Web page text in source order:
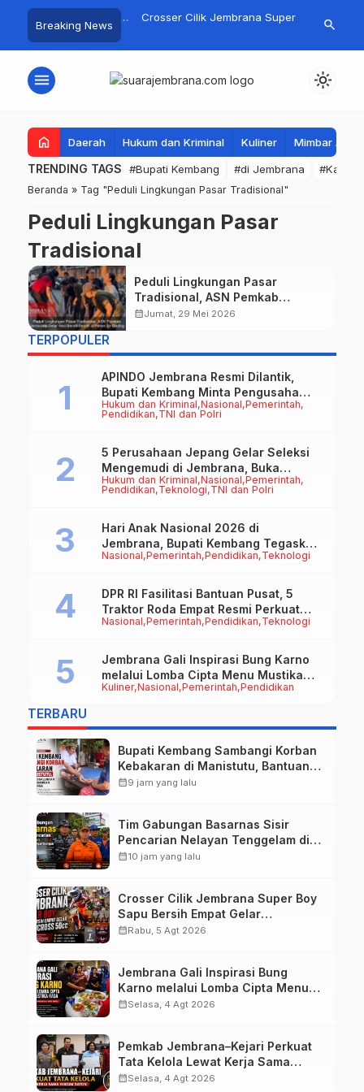
Breaking News
Tenggelam di
Pengambengan
Crosser Cilik Jembrana Super
Motocross 50cc
Jembrana
Mustika
search
menu light_mode
home Daerah Hukum dan Kriminal Kuliner Mimbar
TRENDING TAGS #Bupati Kembang #di Jembrana
Beranda » Tag "Peduli Lingkungan Pasar Tradisional"
Peduli Lingkungan Pasar
Tradisional
Peduli Lingkungan Pasar
Tradisional, ASN Pemkab
Jembrana Gelar Aksi Bersih-
calendar_monthJumat, 29 Mei 2026
TERPOPULER
Hukum dan Kriminal Nasional Pemerintah
Pendidikan TNI dan Polri
APINDO Jembrana Resmi Dilantik,
Bupati Kembang Minta Pengusaha
Jadi Motor Penggerak Ekonomi
Hukum dan Kriminal Nasional Pemerintah
Pendidikan Teknologi TNI dan Polri
5 Perusahaan Jepang Gelar Seleksi
Mengemudi di Jembrana, Buka
Peluang Kerja bagi Calon PMI
Nasional Pemerintah Pendidikan Teknologi
Hari Anak Nasional 2026 di
Jembrana, Bupati Kembang Tegaskan
Pentingnya Karakter dan Budaya di
Nasional Pemerintah Pendidikan Teknologi
DPR RI Fasilitasi Bantuan Pusat, 5
Traktor Roda Empat Resmi Perkuat
Mekanisasi Pertanian Jembrana
Kuliner Nasional Pemerintah Pendidikan
Jembrana Gali Inspirasi Bung Karno
melalui Lomba Cipta Menu Mustika
Rasa
TERBARU
Bupati Kembang Sambangi Korban
Kebakaran di Manistutu, Bantuan
Disalurkan untuk Ringankan Beban
calendar_month9 jam yang lalu
Tim Gabungan Basarnas Sisir
Pencarian Nelayan Tenggelam di
Perairan Pantai Pengambengan
calendar_month10 jam yang lalu
Crosser Cilik Jembrana Super Boy
Sapu Bersih Empat Gelar
Motocross 50cc
calendar_monthRabu, 5 Agt 2026
Jembrana Gali Inspirasi Bung
Karno melalui Lomba Cipta Menu
Mustika Rasa
calendar_monthSelasa, 4 Agt 2026
Pemkab Jembrana–Kejari Perkuat
Tata Kelola Lewat Kerja Sama
Hukum Datun
calendar_monthSelasa, 4 Agt 2026